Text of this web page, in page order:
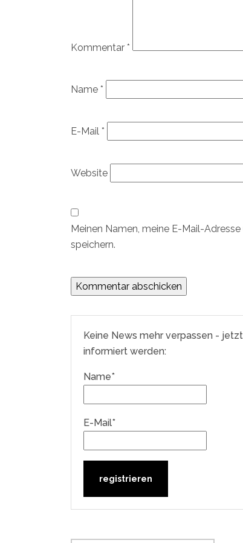
Kommentar *
Name *
E-Mail *
Website
Meinen Namen, meine E-Mail-
speichern.
Keine News mehr verpassen -
informiert werden:
Name*
E-Mail*